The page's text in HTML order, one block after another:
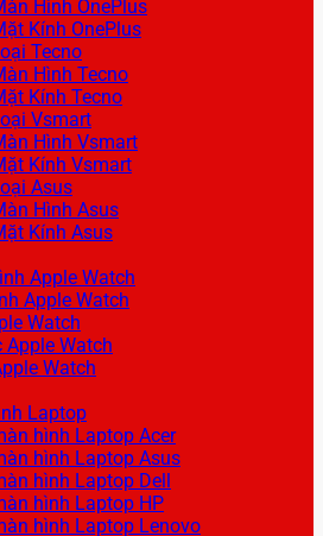
Hình OnePlus
Kính OnePlus
Tecno
Hình Tecno
Kính Tecno
Vsmart
Hình Vsmart
Kính Vsmart
Asus
Hình Asus
Kính Asus
Apple Watch
Apple Watch
Watch
Watch
Watch
Laptop
hình Laptop Acer
hình Laptop Asus
hình Laptop Dell
hình Laptop HP
hình Laptop Lenovo